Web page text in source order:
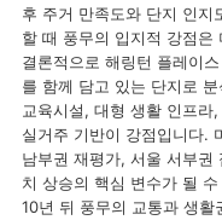
후 주거 만족도와 단지 인지
할 때 풍무의 입지적 강점은
결론적으로 해링턴 플레이
를 함께 담고 있는 단지로
교육시설, 대형 생활 인프라
실거주 기반이 강점입니다.
남부권 재평가, 서울 서부
치 상승의 핵심 변수가 될
10년 뒤 풍무의 교통과 생